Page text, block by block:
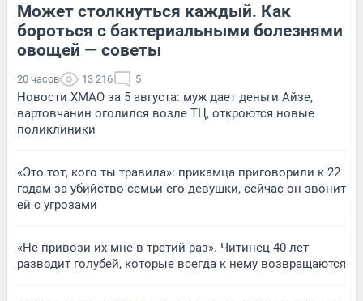
Может столкнуться каждый. Как
бороться с бактериальными болезнями
овощей — советы
20 часов 13 216 5
Новости ХМАО за 5 августа: муж дает деньги Айзе,
вартовчанин оголился возле ТЦ, откроются новые
поликлиники
«Это тот, кого ты травила»: прикамца приговорили к 22
годам за убийство семьи его девушки, сейчас он звонит
ей с угрозами
«Не привози их мне в третий раз». Читинец 40 лет
разводит голубей, которые всегда к нему возвращаются